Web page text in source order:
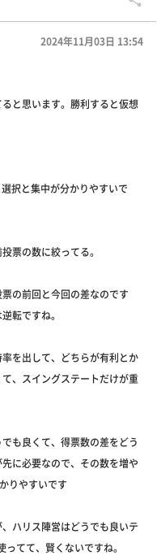
2024年11月03日 13:54
と思います。勝利すると仮想
択と集中が分かりやすいで
票の数に絞ってる。
の前回と今回の差なのです
転ですね。
を出して、どちらが有利とか
、スイングステートだけが重
も良くて、得票数の差をどう
に必要なので、その数を増や
りやすいです
ハリス陣営はどうでも良いテ
てて、賢くないですね。